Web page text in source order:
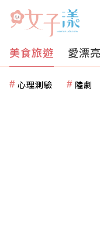
美食旅遊 愛漂亮
心理測驗 陸劇